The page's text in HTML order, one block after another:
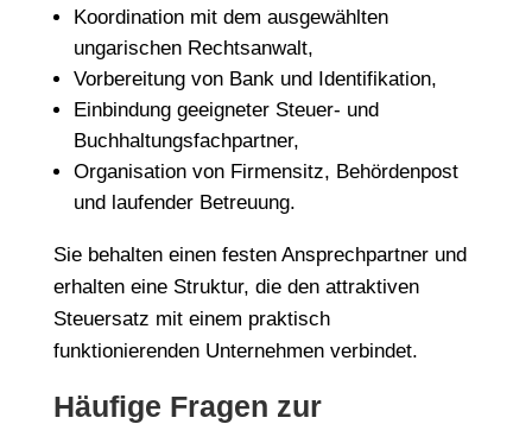
Koordination mit dem ausgewählten
ungarischen Rechtsanwalt,
Vorbereitung von Bank und Identifikation,
Einbindung geeigneter Steuer- und
Buchhaltungsfachpartner,
Organisation von Firmensitz, Behördenpost
und laufender Betreuung.
Sie behalten einen festen Ansprechpartner und
erhalten eine Struktur, die den attraktiven
Steuersatz mit einem praktisch
funktionierenden Unternehmen verbindet.
Häufige Fragen zur